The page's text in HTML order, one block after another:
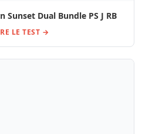
Sunset Dual Bundle PS J RB
LE TEST →